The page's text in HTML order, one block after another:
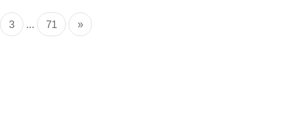
3 ... 71 »